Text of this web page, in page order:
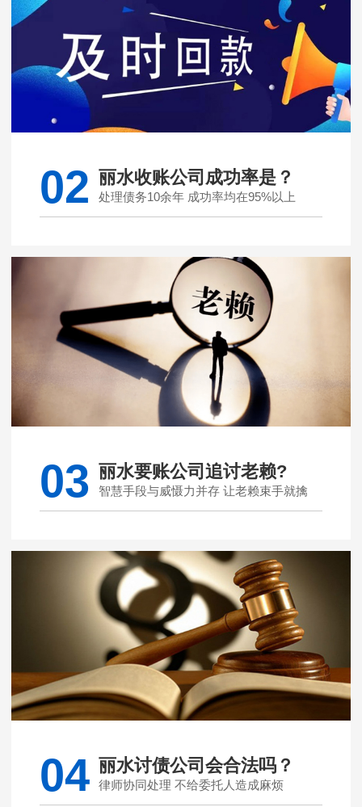
02 丽水收账公司成功率是？
处理债务10余年 成功率均在95%以上
03 丽水要账公司追讨老赖?
智慧手段与威慑力并存 让老赖束手就擒
04 丽水讨债公司会合法吗？
律师协同处理 不给委托人造成麻烦